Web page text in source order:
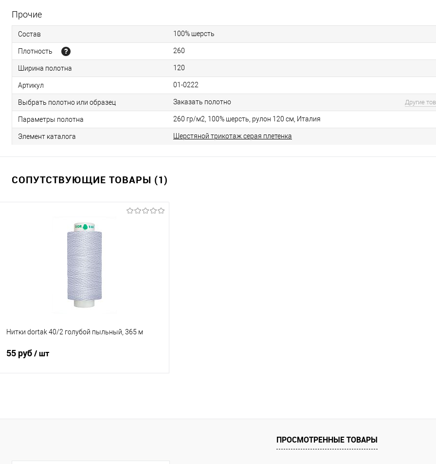
Прочие
Состав 100% шерсть
Плотность 260
Ширина полотна 120
Артикул 01-0222
Выбрать полотно или образец Заказать полотно Другие
Параметры полотна 260 гр/м2, 100% шерсть, рулон 120 см, Италия
Элемент каталога Шерстяной трикотаж серая плетенка
СОПУТСТВУЮЩИЕ ТОВАРЫ (1)
Нитки dortak 40/2 голубой пыльный, 365 м
55 руб/ шт
Сравнение
ПРОСМОТРЕННЫЕ ТОВАРЫ